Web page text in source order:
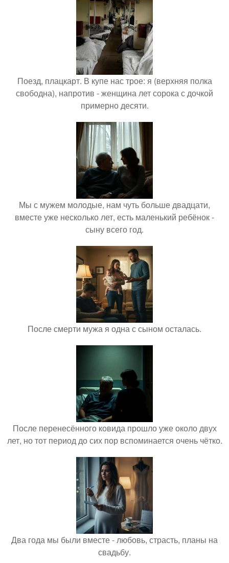
Поезд, плацкарт. В купе нас трое: я (верхняя полка
свободна), напротив - женщина лет сорока с дочкой
примерно десяти.
Мы с мужем молодые, нам чуть больше двадцати,
вместе уже несколько лет, есть маленький ребёнок -
сыну всего год.
После смерти мужа я одна с сыном осталась.
После перенесённого ковида прошло уже около двух
лет, но тот период до сих пор вспоминается очень чётко.
Два года мы были вместе - любовь, страсть, планы на
свадьбу.